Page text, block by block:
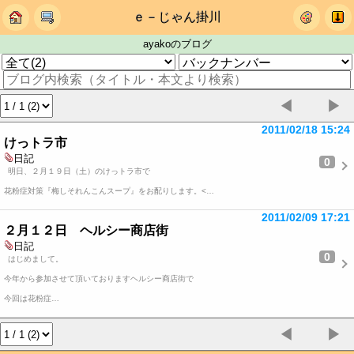
ｅ－じゃん掛川
ayakoのブログ
◀ ▶
けっトラ市
2011/02/18 15:24
日記 0
明日、２月１９日（土）のけっトラ市で
花粉症対策『梅しそれんこんスープ』をお配りします。<…
２月１２日 ヘルシー商店街
2011/02/09 17:21
日記
0
はじめまして。
今年から参加させて頂いておりますヘルシー商店街で
今回は花粉症…
◀ ▶